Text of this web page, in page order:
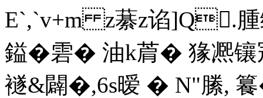
E`,`v+m z藄z谄]Q.
鎰�雼� 油k菺� 猭凞
襚&闢�,6s暧 � N"縢,